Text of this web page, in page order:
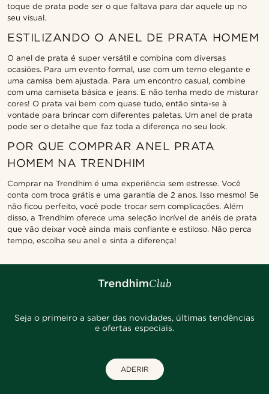
toque de prata pode ser o que faltava para dar aquele up no
seu visual.
ESTILIZANDO O ANEL DE PRATA HOMEM
O anel de prata é super versátil e combina com diversas
ocasiões. Para um evento formal, use com um terno elegante e
uma camisa bem ajustada. Para um encontro casual, combine
com uma camiseta básica e jeans. E não tenha medo de misturar
cores! O prata vai bem com quase tudo, então sinta-se à
vontade para brincar com diferentes paletas. Um anel de prata
pode ser o detalhe que faz toda a diferença no seu look.
POR QUE COMPRAR ANEL PRATA
HOMEM NA TRENDHIM
Comprar na Trendhim é uma experiência sem estresse. Você
conta com troca grátis e uma garantia de 2 anos. Isso mesmo! Se
não ficou perfeito, você pode trocar sem complicações. Além
disso, a Trendhim oferece uma seleção incrível de anéis de prata
que vão deixar você ainda mais confiante e estiloso. Não perca
tempo, escolha seu anel e sinta a diferença!
Seja o primeiro a saber das novidades, últimas tendências
e ofertas especiais.
ADERIR